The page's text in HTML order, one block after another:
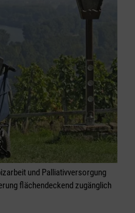
und Palliativversorgung
flächendeckend zugänglich